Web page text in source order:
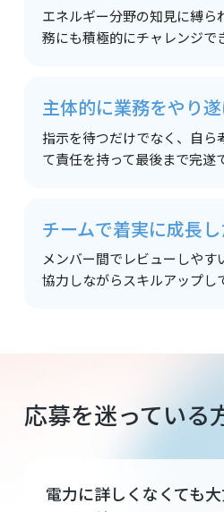
エネルギー分野の知見に縛ら
務にも積極的にチャレンジで
主体的に業務をやり
指示を待つだけでなく、自ら
て責任を持って最後まで完遂
チームで着実に成長
メンバー間でレビューしやす
協力しながらスキルアップし
応募を迷っている
電力に詳しくなくても